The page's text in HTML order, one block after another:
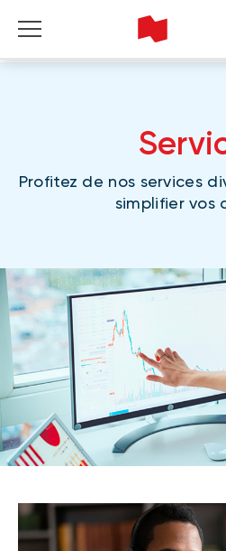
Profitez de nos services
simplifier vos